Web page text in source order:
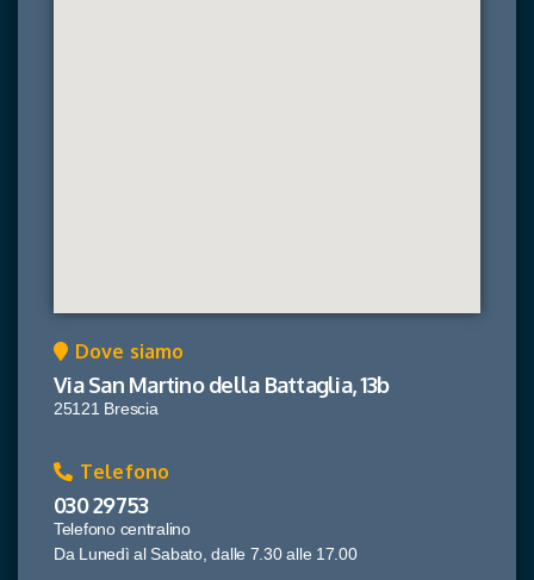
Dove siamo
Via San Martino della Battaglia, 13b
25121 Brescia
Telefono
030 29753
Telefono centralino
Da Lunedì al Sabato, dalle 7.30 alle 17.00